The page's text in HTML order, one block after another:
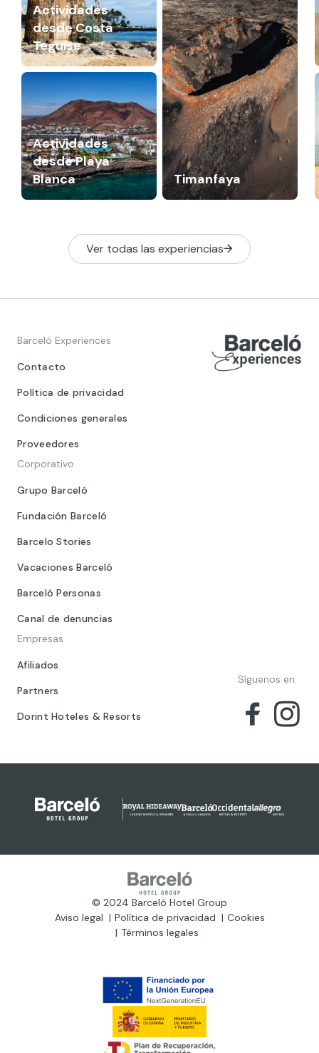
Actividades
desde Costa
Teguise
Timanfaya
Actividades
desde Playa
Blanca
Ver todas las experiencias
Barceló Experiences
Contacto
Política de privacidad
Condiciones generales
Proveedores
Corporativo
Grupo Barceló
Fundación Barceló
Barcelo Stories
Vacaciones Barceló
Barceló Personas
Canal de denuncias
Empresas
Afiliados
Partners
Dorint Hoteles & Resorts
Síguenos en:
© 2024 Barceló Hotel Group
Aviso legal
Política de privacidad
Cookies
Términos legales